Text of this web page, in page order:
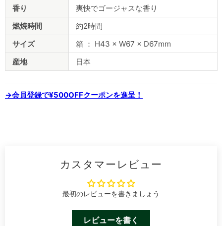
香り
爽快でゴージャスな香り
燃焼時間
約2時間
サイズ
箱 ： H43 × W67 × D67mm
産地
日本
→会員登録で¥500OFFクーポンを進呈！
カスタマーレビュー
最初のレビューを書きましょう
レビューを書く